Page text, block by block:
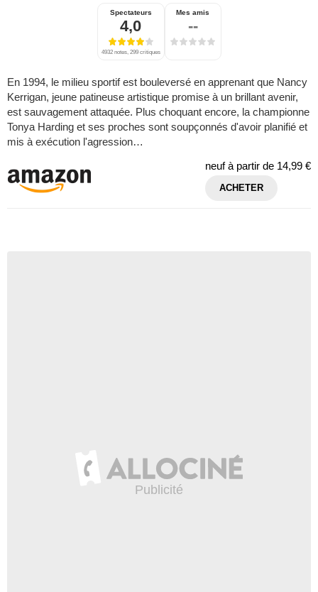
Spectateurs
4,0
4932 notes, 299 critiques
Mes amis
--
En 1994, le milieu sportif est bouleversé en apprenant que Nancy
Kerrigan, jeune patineuse artistique promise à un brillant avenir,
est sauvagement attaquée. Plus choquant encore, la championne
Tonya Harding et ses proches sont soupçonnés d'avoir planifié et
mis à exécution l'agression…
neuf à partir de 14,99 €
ACHETER